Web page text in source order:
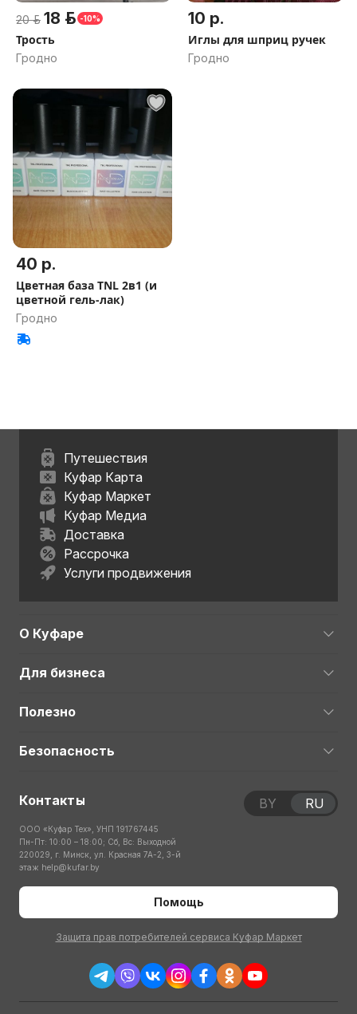
20 р. 18 р. -10%
Трость
Гродно
10 р.
Иглы для шприц ручек
Гродно
40 р.
Цветная база TNL 2в1 (и
цветной гель-лак)
Гродно
Путешествия
Куфар Карта
Куфар Маркет
Куфар Медиа
Доставка
Рассрочка
Услуги продвижения
О Куфаре
Для бизнеса
Полезно
Безопасность
Контакты
ООО «Куфар Тех», УНП 191767445
Пн-Пт: 10:00 – 18:00; Сб, Вс: Выходной
220029, г. Минск, ул. Красная 7А-2, 3-й
этаж help@kufar.by
Помощь
Защита прав потребителей сервиса Куфар Маркет
BY RU